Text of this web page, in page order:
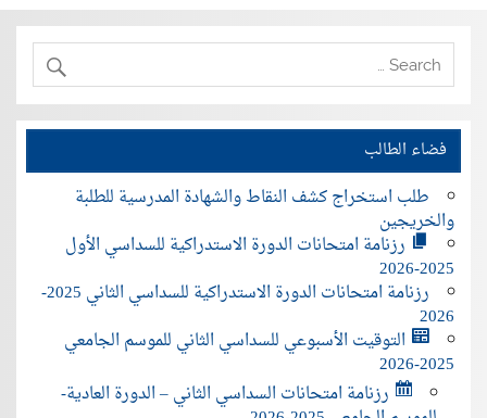
فضاء الطالب
طلب استخراج كشف النقاط والشهادة المدرسية للطلبة
والخريجين
رزنامة امتحانات الدورة الاستدراكية للسداسي الأول
2025-2026
رزنامة امتحانات الدورة الاستدراكية للسداسي الثاني 2025-
2026
التوقيت الأسبوعي للسداسي الثاني للموسم الجامعي
2025-2026
رزنامة امتحانات السداسي الثاني – الدورة العادية-